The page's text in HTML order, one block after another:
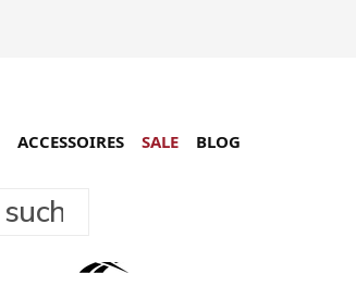
ACCESSOIRES SALE BLOG